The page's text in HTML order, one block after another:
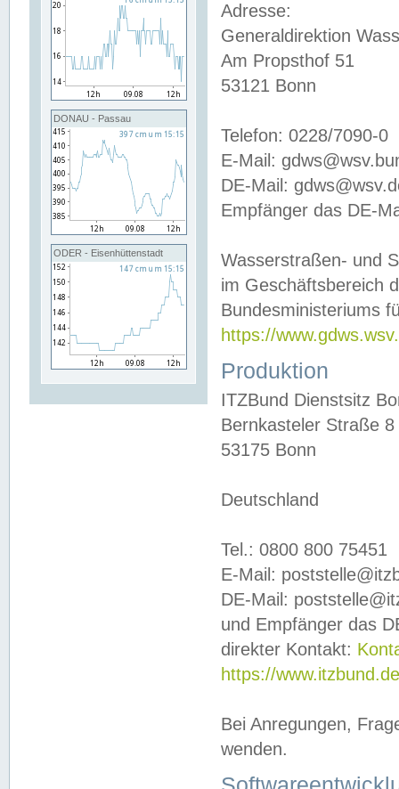
DONAU - Passau
ODER - Eisenhüttenstadt
Adresse:
Generaldirektion
Am Propsthof 51
53121 Bonn
Telefon: 0228/7090-0
E-Mail:
DE-Mail:
Empfänger das DE-
Wasserstraßen- und
im Geschäftsbereich
Bundesministeriums
https://
Produktion
ITZBund Dienstsitz
Bernkasteler Straße 8
53175 Bonn
Deutschland
Tel.: 0800 800 75451
E-Mail:
DE-Mail:
und Empfänger das
direkter Kontakt:
https://
Bei Anregungen,
wenden.